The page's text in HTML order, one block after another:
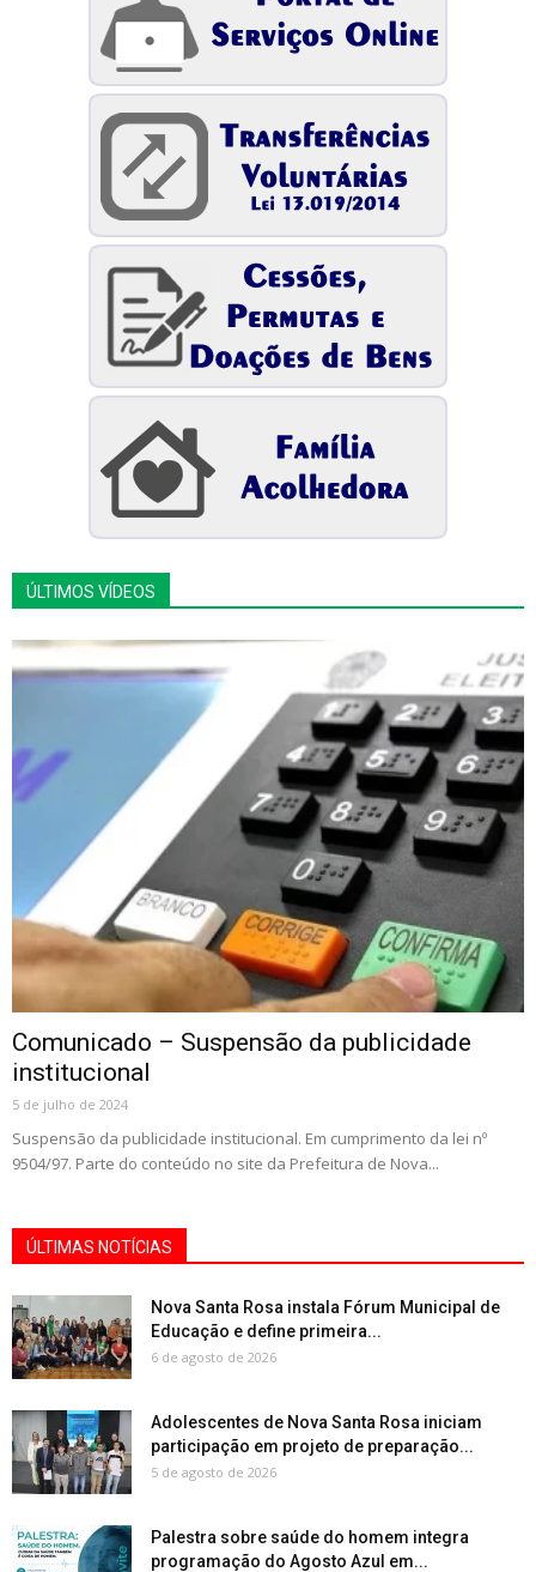
ÚLTIMOS VÍDEOS
Comunicado – Suspensão da publicidade
institucional
5 de julho de 2024
Suspensão da publicidade institucional. Em cumprimento da lei nº
9504/97. Parte do conteúdo no site da Prefeitura de Nova...
ÚLTIMAS NOTÍCIAS
Nova Santa Rosa instala Fórum Municipal de
Educação e define primeira...
6 de agosto de 2026
Adolescentes de Nova Santa Rosa iniciam
participação em projeto de preparação...
5 de agosto de 2026
Palestra sobre saúde do homem integra
programação do Agosto Azul em...